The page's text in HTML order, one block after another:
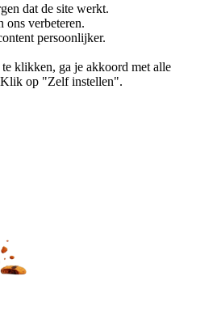
dat de site werkt.
ons verbeteren.
persoonlijker.
klikken, ga je akkoord met alle
Klik op "Zelf instellen".